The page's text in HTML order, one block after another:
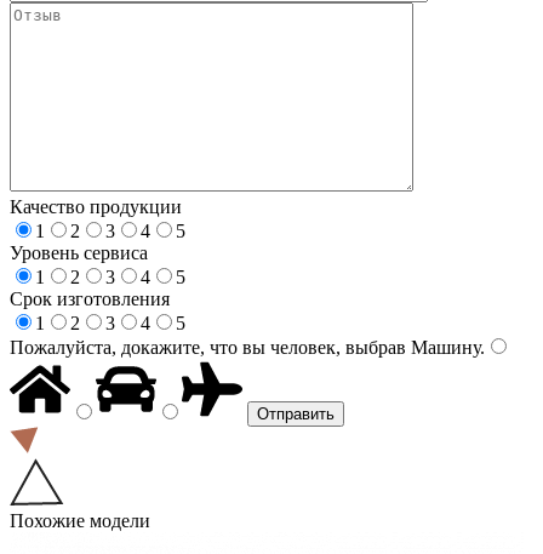
Качество продукции
1
2 3 4
5
Уровень сервиса
1
2 3 4
5
Срок изготовления
1
2 3 4
5
Пожалуйста, докажите, что вы человек, выбрав Машину.
Похожие модели